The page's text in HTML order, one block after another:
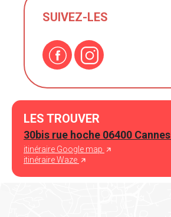
SUIVEZ-LES
LES TROUVER
30bis rue hoche 06400 Cannes
itinéraire Google map
itinéraire Waze